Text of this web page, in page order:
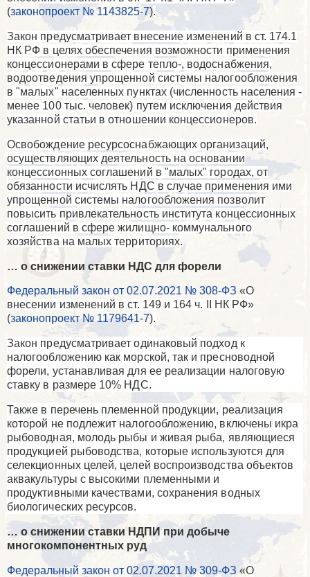
(законопроект № 1143825-7).
Закон предусматривает внесение изменений в ст. 174.1
НК РФ в целях обеспечения возможности применения
концессионерами в сфере тепло-, водоснабжения,
водоотведения упрощенной системы налогообложения
в "малых" населенных пунктах (численность населения -
менее 100 тыс. человек) путем исключения действия
указанной статьи в отношении концессионеров.
Освобождение ресурсоснабжающих организаций,
осуществляющих деятельность на основании
концессионных соглашений в "малых" городах, от
обязанности исчислять НДС в случае применения ими
упрощенной системы налогообложения позволит
повысить привлекательность института концессионных
соглашений в сфере жилищно- коммунального
хозяйства на малых территориях.
… о снижении ставки НДС для форели
Федеральный закон от 02.07.2021 № 308-ФЗ «О
внесении изменений в ст. 149 и 164 ч.
НК РФ»
(законопроект № 1179641-7).
Закон предусматривает одинаковый подход к
налогообложению как морской, так и пресноводной
форели, устанавливая для ее реализации налоговую
ставку в размере 10% НДС.
Также в перечень племенной продукции, реализация
которой не подлежит налогообложению, включены икра
рыбоводная, молодь рыбы и живая рыба, являющиеся
продукцией рыбоводства, которые используются для
селекционных целей, целей воспроизводства объектов
аквакультуры с высокими племенными и
продуктивными качествами, сохранения водных
биологических ресурсов.
… о снижении ставки НДПИ при добыче
многокомпонентных руд
Федеральный закон от 02.07.2021 № 309-ФЗ «О